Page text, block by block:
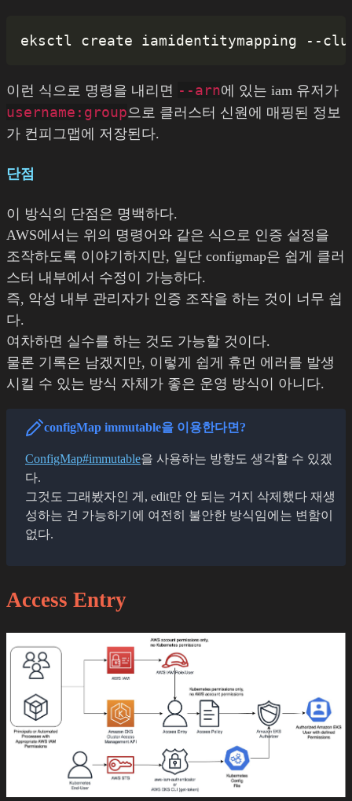
이런 식으로 명령을 내리면 --arn에 있는 iam 유저가
username:group으로 클러스터 신원에 매핑된 정보
가 컨피그맵에 저장된다.
단점
이 방식의 단점은 명백하다.
AWS에서는 위의 명령어와 같은 식으로 인증 설정을
조작하도록 이야기하지만, 일단 configmap은 쉽게 클러
스터 내부에서 수정이 가능하다.
즉, 악성 내부 관리자가 인증 조작을 하는 것이 너무 쉽
다.
여차하면 실수를 하는 것도 가능할 것이다.
물론 기록은 남겠지만, 이렇게 쉽게 휴먼 에러를 발생
시킬 수 있는 방식 자체가 좋은 운영 방식이 아니다.
configMap immutable을 이용한다면?
ConfigMap#immutable을 사용하는 방향도 생각할 수 있겠
다.
그것도 그래봤자인 게, edit만 안 되는 거지 삭제했다 재생
성하는 건 가능하기에 여전히 불안한 방식임에는 변함이
없다.
Access Entry